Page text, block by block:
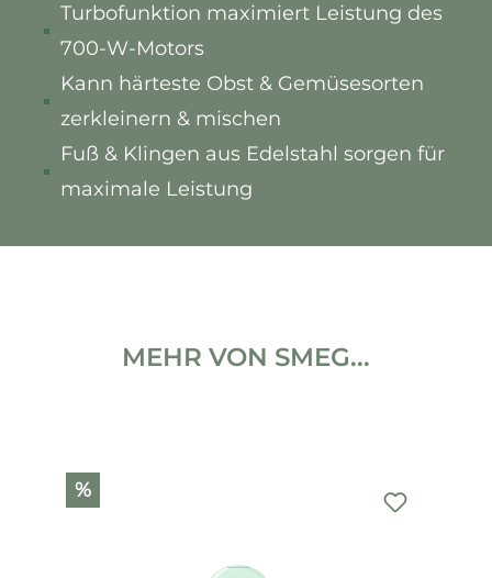
Turbofunktion maximiert Leistung des
700-W-Motors
Kann härteste Obst & Gemüsesorten
zerkleinern & mischen
Fuß & Klingen aus Edelstahl sorgen für
maximale Leistung
MEHR VON SMEG...
Produktgalerie überspringen
%